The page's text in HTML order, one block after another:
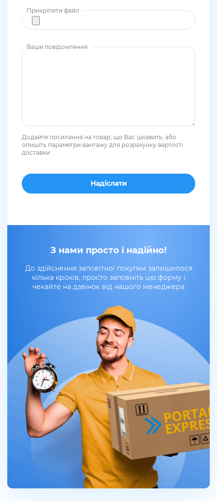
З нами просто і надійно!
До здійснення заповітної покупки залишилося
кілька кроків, просто заповніть цю форму і
чекайте на дзвінок від нашого менеджера
Прикріпити файл
Ваше повідомлення
Додайте посилання на товар, що Вас цікавить, або
опишіть параметри вантажу для розрахунку вартості
доставки